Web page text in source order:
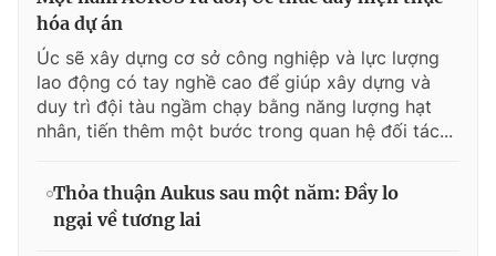
hóa dự án
Úc sẽ xây dựng cơ sở công nghiệp và lực lượng
lao động có tay nghề cao để giúp xây dựng và
duy trì đội tàu ngầm chạy bằng năng lượng hạt
nhân, tiến thêm một bước trong quan hệ đối tác...
Thỏa thuận Aukus sau một năm: Đầy lo
ngại về tương lai